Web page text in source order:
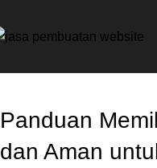
Panduan
dan Aman